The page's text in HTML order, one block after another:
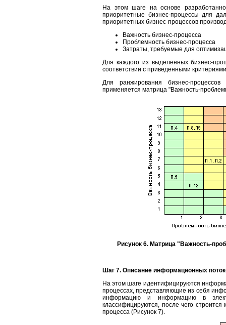
На этом шаге на основе
приоритетные бизнес-процессы для
приоритетных бизнес-процессов
Важность бизнес-процесса
Проблемность бизнес-процесса
Затраты, требуемые для
Для каждого из выделенных бизнес-
соответствии с приведенными
Для ранжирования бизнес-
применяется матрица "Важность-
Рисунок 6. Матрица "Важность-
Шаг 7. Описание информационных
На этом шаге идентифицируются
процессах, представляющие из себя
информацию и информацию в
классифицируются, после чего
процесса (Рисунок 7).